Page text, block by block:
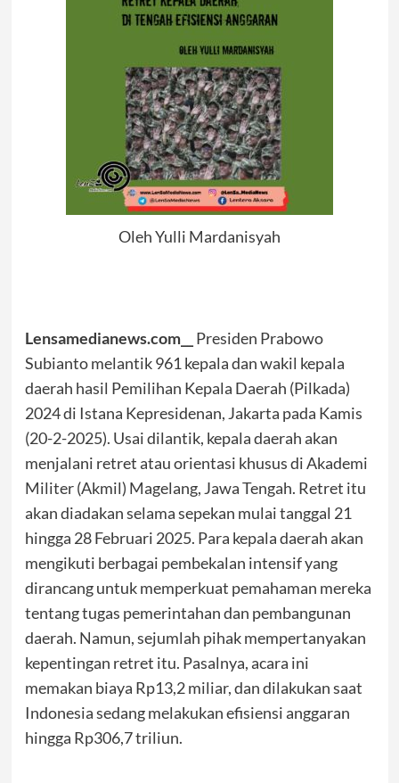
Oleh Yulli Mardanisyah
Lensamedianews.com__
Presiden Prabowo
Subianto melantik 961 kepala dan wakil kepala
daerah hasil Pemilihan Kepala Daerah (Pilkada)
2024 di Istana Kepresidenan, Jakarta pada Kamis
(20-2-2025). Usai dilantik, kepala daerah akan
menjalani retret atau orientasi khusus di Akademi
Militer (Akmil) Magelang, Jawa Tengah. Retret itu
akan diadakan selama sepekan mulai tanggal 21
hingga 28 Februari 2025. Para kepala daerah akan
mengikuti berbagai pembekalan intensif yang
dirancang untuk memperkuat pemahaman mereka
tentang tugas pemerintahan dan pembangunan
daerah. Namun, sejumlah pihak mempertanyakan
kepentingan retret itu. Pasalnya, acara ini
memakan biaya Rp13,2 miliar, dan dilakukan saat
Indonesia sedang melakukan efisiensi anggaran
hingga Rp306,7 triliun.